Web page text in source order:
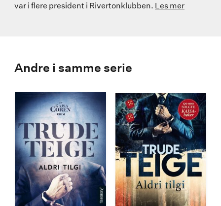
var i flere president i Rivertonklubben. Les mer
Andre i samme serie